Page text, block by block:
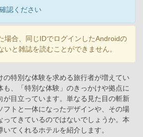
認ください
場合、同じIDでログインしたAndroidの
いと雑誌を読むことができません。
の特別な体験を求める旅行者が増えてい
も、「特別な体験」のきっかけや拠点に
が目立っています。単なる見た目の斬新
フトと一体になったデザインや、その場
ってきているのではないでしょうか。本
てくれるホテルを紹介します。